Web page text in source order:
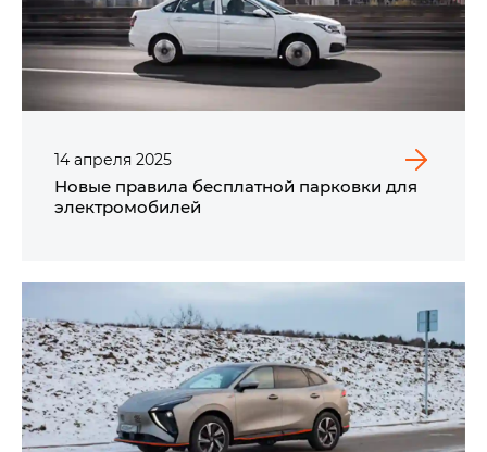
14 апреля 2025
Новые правила бесплатной парковки для
электромобилей